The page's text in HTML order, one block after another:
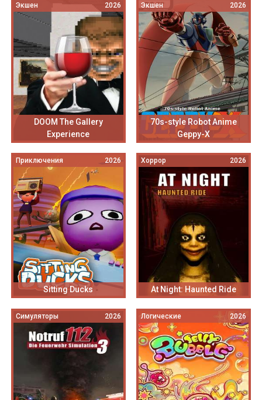
Экшен 2026
DOOM The Gallery
Experience
Экшен 2026
70s-style Robot Anime
Geppy-X
Приключения 2026
Sitting Ducks
Хоррор 2026
At Night: Haunted Ride
Симуляторы 2026 Логические 2026